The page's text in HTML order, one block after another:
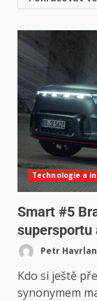
Technologie a
Smart #5
supersportu
Petr
Kdo si ještě
synonymem